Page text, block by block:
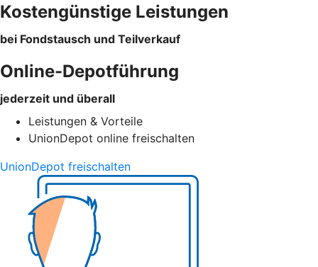
Kostengünstige Leistungen
bei Fondstausch und Teilverkauf
Online-Depotführung
jederzeit und überall
Leistungen & Vorteile
UnionDepot online freischalten
UnionDepot freischalten